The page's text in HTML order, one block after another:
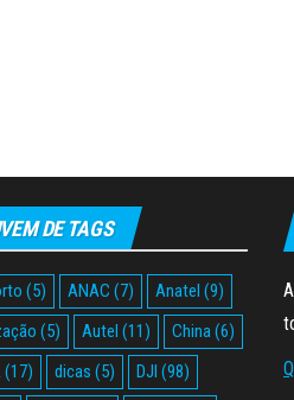
DE TAGS
(5) ANAC (7) Anatel (9)
(5) Autel (11) China(6)
(17) dicas (5) DJI (98)